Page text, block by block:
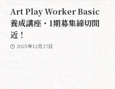
Art Play Worker Basic
養成講座・1期募集締切間
近！
2025年12月27日